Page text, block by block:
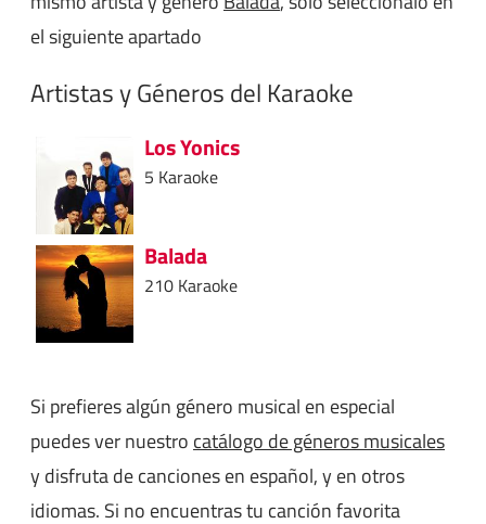
el siguiente apartado
Artistas y Géneros del Karaoke
Los Yonics
5 Karaoke
Balada
210 Karaoke
Si prefieres algún género musical en especial
puedes ver nuestro catálogo de géneros musicales
y disfruta de canciones en español, y en otros
idiomas. Si no encuentras tu canción favorita